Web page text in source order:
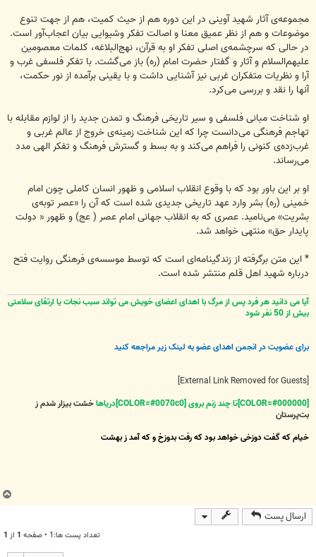
مجموعه‌ی آثار شهید آوینی در این دوره هم از حیث كمیت، هم از جهت تنوع
موضوعات و هم از نظر عمیق معنا و اصالت تفكر وشیوایی بیان اعجاب‌آور است.
در حالی كه سرچشمه‌ی اصلی تفكر او به قرآن، نهج‌البلاغه، كلمات معصومین
علیهم‌السلام و آثار و گفتار حضرت امام (ره) باز می‌گشت. با تفكر فلسفی غرب و
آرا و نظریات متفكران غربی نیز آشنایی داشت و با یقینی برآمده از نور حكمت،
آنها را نقد و بررسی می‌كرد.
او شناخت مبانی فلسفی و سیر تاریخی فرهنگ و تمدن جدید را از لوازم مقابله با
تهاجم فرهنگی می‌دانست چرا كه این شناخت زمینه‌ی خروج از عالم غربی و
غرب‌زده‌ی كنونی را فراهم می‌كند و به بسط و گسترش فرهنگ و تفكر الهی مدد
می‌رساند.
او بر این باور بود كه با وقوع انقلاب اسلامی و ظهور انسان كاملی چون امام
خمینی (ره) بشر وارد عهد تاریخی جدیدی شده است كه آن را «‌عصر توبه‌ی
بشریت» می‌نامید. عصری كه به انقلاب جهانی امام عصر ( عج) و ظهور « دولت
پایدار حق» منتهی خواهد شد.
* این متن برگرفته از زندگینامه‌ای است كه توسط موسسه‌ی فرهنگی روایت فتح
درباره شهید اهل قلم منتشر شده است.
آیا می دانید هر فرد پس از مرگ با اهدای اعضای خویش می تواند سبب نجات یا ارتقای سلامتی
بیش از 50 نفر شود
برای عضویت در انجمن اهدای عضو به لینک زیر مراجعه کنید
[External Link Removed for Guests]
[COLOR=#000000]تا چند زنم بروی [COLOR=#0070c0]دریاها
خشت بیزار شدم ز
بت‌پرستان
خیام که گفت دوزخی خواهد بود که رفت بدوزخ و که آمد ز بهشت
ارسال پست
تعداد پست ها:1 • صفحه 1 از 1